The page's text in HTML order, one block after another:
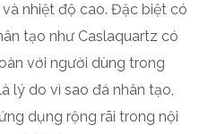
nhiệt độ cao. Đặc biệt có
tạo như Caslaquartz có
với người dùng trong
lý do vì sao đá nhân tạo,
dụng rộng rãi trong nội